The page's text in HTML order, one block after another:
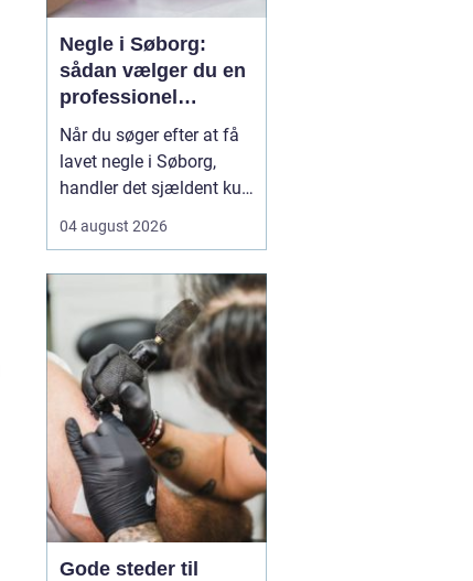
Negle i Søborg:
sådan vælger du en
professionel
neglebehandling
Når du søger efter at få
lavet negle i Søborg,
handler det sjældent kun
Mange leder efter en
kan skabe et flot resultat
og tage hensyn til
neglenes sundhed og e...
04 august 2026
Gode steder til